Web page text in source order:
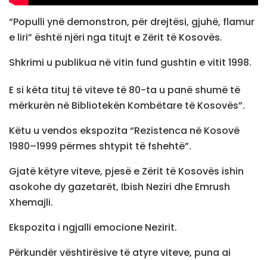
“Populli ynë demonstron, për drejtësi, gjuhë, flamur
e liri” është njëri nga titujt e Zërit të Kosovës.
Shkrimi u publikua në vitin fund gushtin e vitit 1998.
E si këta tituj të viteve të 80-ta u panë shumë të
mërkurën në Bibliotekën Kombëtare të Kosovës”.
Këtu u vendos ekspozita “Rezistenca në Kosovë
1980–1999 përmes shtypit të fshehtë”.
Gjatë këtyre viteve, pjesë e Zërit të Kosovës ishin
asokohe dy gazetarët, Ibish Neziri dhe Emrush
Xhemajli.
Ekspozita i ngjalli emocione Nezirit.
Përkundër vështirësive të atyre viteve, puna ai